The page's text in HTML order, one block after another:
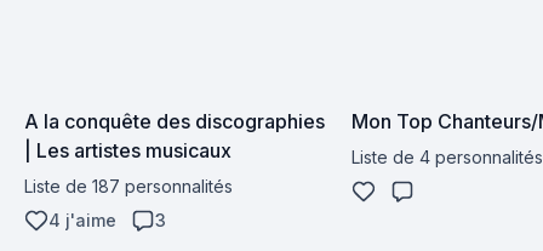
A la conquête des discographies
| Les artistes musicaux
Liste de 187 personnalités
4 j'aime
3
Mon Top
Liste de 4 personnalités